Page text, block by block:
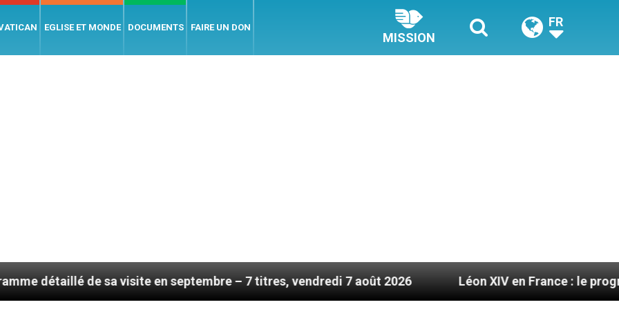
EGLISE ET MONDE DOCUMENTS FAIRE UN DON
MISSION
FR
de sa visite en septembre – 7 titres, vendredi 7 août 2026 Léon XIV en France : le programme